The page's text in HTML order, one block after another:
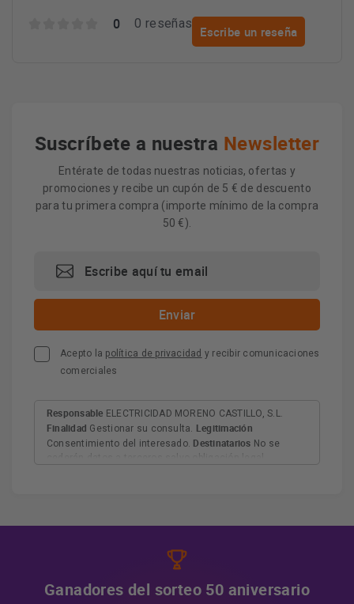
0 0 reseñas
Escribe un reseña
Suscríbete a nuestra Newsletter
Entérate de todas nuestras noticias, ofertas y
promociones y recibe un cupón de 5 € de descuento
para tu primera compra (importe mínimo de la compra
50 €).
Acepto la política de privacidad y recibir comunicaciones
comerciales
Responsable ELECTRICIDAD MORENO CASTILLO, S.L.
Finalidad Gestionar su consulta. Legitimación
Consentimiento del interesado. Destinatarios No se
Ganadores del sorteo 50 aniversario